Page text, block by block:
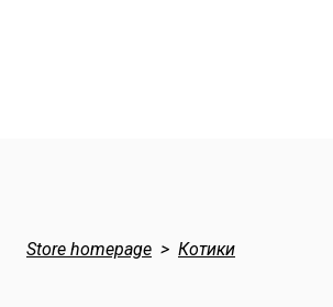
Store homepage Котики